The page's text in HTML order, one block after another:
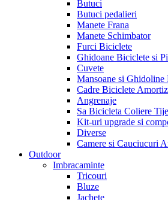
Butuci
Butuci pedalieri
Manete Frana
Manete Schimbator
Furci Biciclete
Ghidoane Biciclete si
Cuvete
Mansoane si Ghidoline
Cadre Biciclete
Angrenaje
Sa Bicicleta Coliere
Kit-uri upgrade si
Diverse
Camere si Cauciucuri
Outdoor
Imbracaminte
Tricouri
Bluze
Jachete